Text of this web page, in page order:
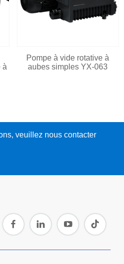
à
Pompe à vide rotative à
aubes simples YX-063
veuillez nous contacter